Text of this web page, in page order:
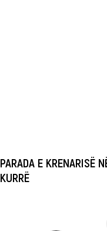
PARADA E KRENARISË
KURRË